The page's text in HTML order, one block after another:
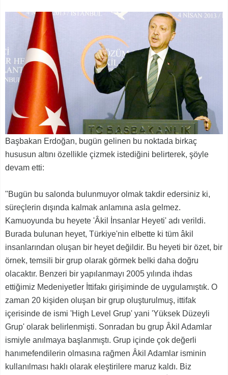
Başbakan Erdoğan, bugün gelinen bu noktada birkaç
hususun altını özellikle çizmek istediğini belirterek, şöyle
devam etti:
''Bugün bu salonda bulunmuyor olmak takdir edersiniz ki,
süreçlerin dışında kalmak anlamına asla gelmez.
Kamuoyunda bu heyete 'Âkil İnsanlar Heyeti' adı verildi.
Burada bulunan heyet, Türkiye'nin elbette ki tüm âkil
insanlarından oluşan bir heyet değildir. Bu heyeti bir özet, bir
örnek, temsili bir grup olarak görmek belki daha doğru
olacaktır. Benzeri bir yapılanmayı 2005 yılında ihdas
ettiğimiz Medeniyetler İttifakı girişiminde de uygulamıştık. O
zaman 20 kişiden oluşan bir grup oluşturulmuş, ittifak
içerisinde de ismi 'High Level Grup' yani 'Yüksek Düzeyli
Grup' olarak belirlenmişti. Sonradan bu grup Âkil Adamlar
ismiyle anılmaya başlanmıştı. Grup içinde çok değerli
hanımefendilerin olmasına rağmen Âkil Adamlar isminin
kullanılması haklı olarak eleştirilere maruz kaldı. Biz